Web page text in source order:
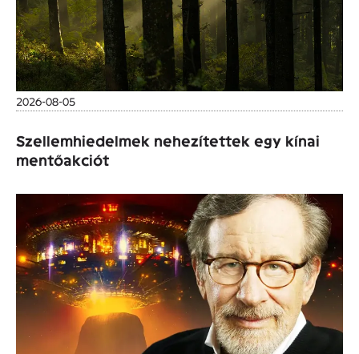
2026-08-05
Szellemhiedelmek nehezítettek egy kínai
mentőakciót